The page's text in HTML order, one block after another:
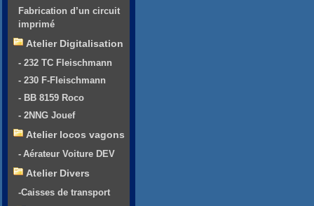
Fabrication d’un circuit
imprimé
Atelier Digitalisation
- 232 TC Fleischmann
- 230 F-Fleischmann
- BB 8159 Roco
- 2NNG Jouef
Atelier locos vagons
- Aérateur Voiture DEV
Atelier Divers
-Caisses de transport